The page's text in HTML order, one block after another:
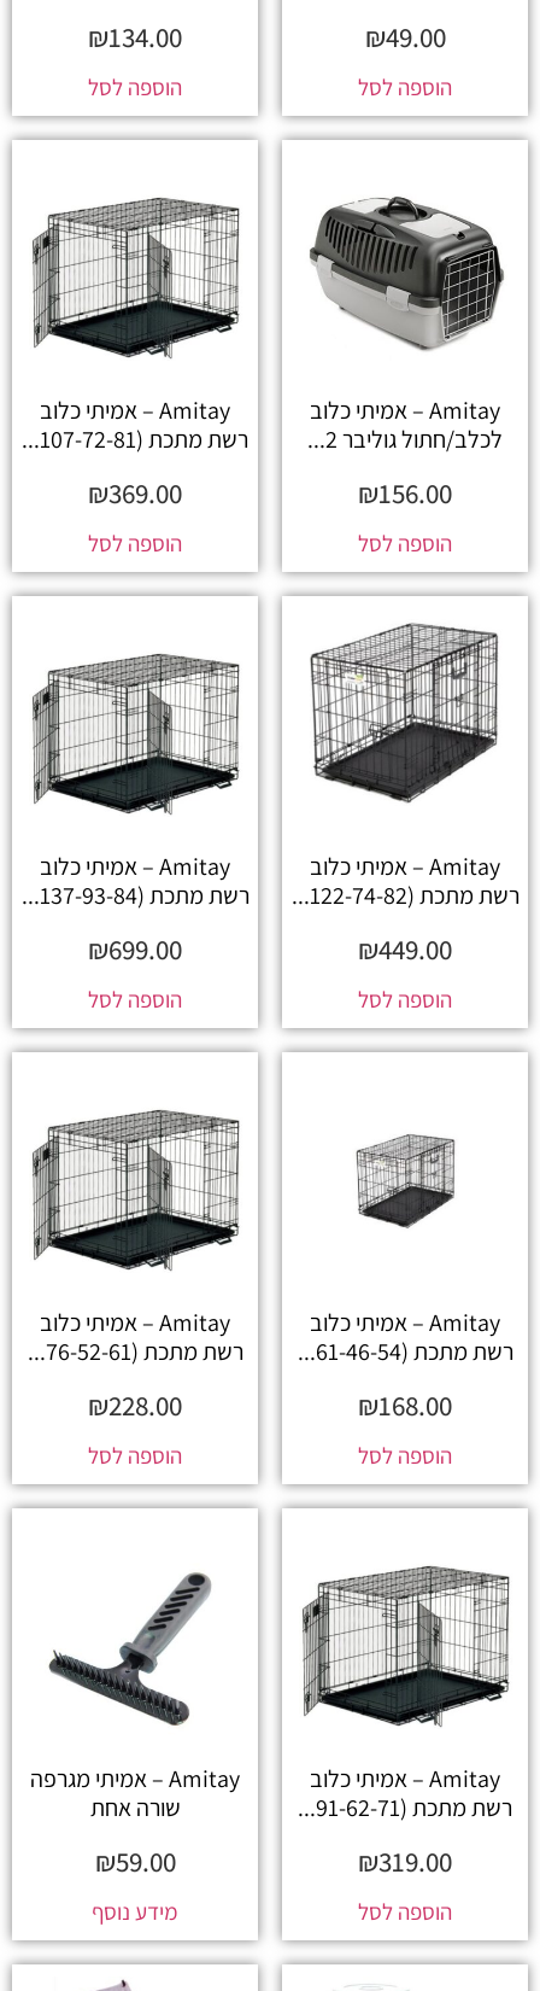
₪49.00
הוספה לסל
₪134.00
הוספה לסל
Amitay – אמיתי כלוב
לכלב/חתול גוליבר 2...
₪156.00
הוספה לסל
Amitay – אמיתי כלוב
רשת מתכת (107-72-81...
₪369.00
הוספה לסל
Amitay – אמיתי כלוב
רשת מתכת (122-74-82...
₪449.00
הוספה לסל
Amitay – אמיתי כלוב
רשת מתכת (137-93-84...
₪699.00
הוספה לסל
Amitay – אמיתי כלוב
רשת מתכת (61-46-54...
₪168.00
הוספה לסל
Amitay – אמיתי כלוב
רשת מתכת (76-52-61...
₪228.00
הוספה לסל
Amitay – אמיתי כלוב
רשת מתכת (91-62-71...
₪319.00
הוספה לסל
Amitay – אמיתי מגרפה
שורה אחת
₪59.00
מידע נוסף